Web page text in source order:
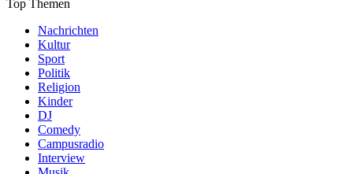
Top Themen
Nachrichten
Kultur
Sport
Politik
Religion
Kinder
DJ
Comedy
Campusradio
Interview